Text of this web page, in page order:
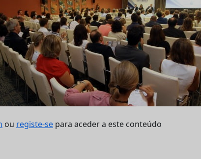
ou registe-se para aceder a este conteúdo